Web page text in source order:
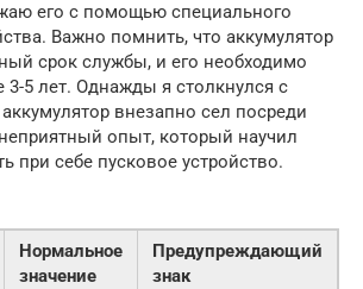
его с помощью специального
Важно помнить, что аккумулятор
срок службы, и его необходимо
5 лет. Однажды я столкнулся с
внезапно сел посреди
опыт, который научил
при себе пусковое устройство.
Нормальное
значение
Предупреждающий
знак